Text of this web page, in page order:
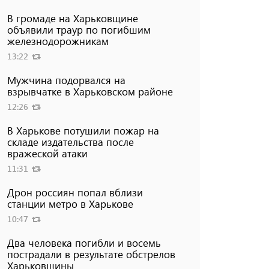
В громаде на Харьковщине
объявили траур по погибшим
железнодорожникам
13:22
Мужчина подорвался на
взрывчатке в Харьковском районе
12:26
В Харькове потушили пожар на
складе издательства после
вражеской атаки
11:31
Дрон россиян попал вблизи
станции метро в Харькове
10:47
Два человека погибли и восемь
пострадали в результате обстрелов
Харьковщины